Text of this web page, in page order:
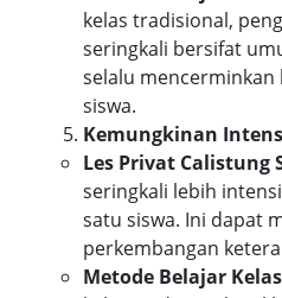
kelas tradisional,
seringkali bersifat
selalu
siswa.
Kemungkinan
Les Privat Calistung
seringkali lebih
satu siswa. Ini dapat
perkembangan
Metode Belajar